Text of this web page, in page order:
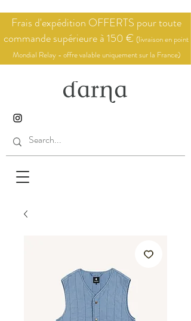
Frais d'expédition OFFERTS pour toute
commande supérieure à 150 € (livraison en point
Mondial Relay - offre valable uniquement sur la France)